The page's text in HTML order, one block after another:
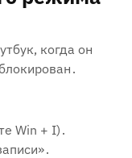
когда он
Win + I)․